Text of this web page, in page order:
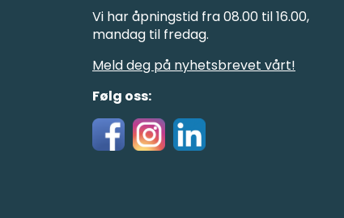
Vi har åpningstid fra 08.00 til 16.00,
mandag til fredag.
Meld deg på nyhetsbrevet vårt!
Følg oss: